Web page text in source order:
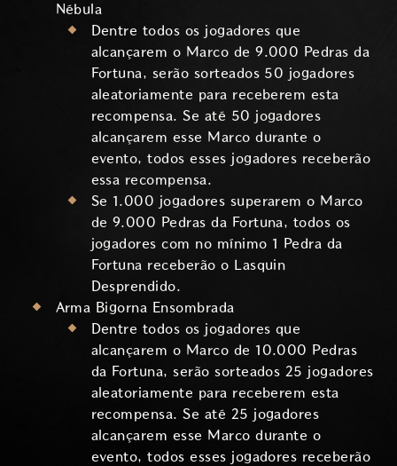
Nébula
Dentre todos os jogadores que
alcançarem o Marco de 9.000 Pedras da
Fortuna, serão sorteados 50 jogadores
aleatoriamente para receberem esta
recompensa. Se até 50 jogadores
alcançarem esse Marco durante o
evento, todos esses jogadores receberão
essa recompensa.
Se 1.000 jogadores superarem o Marco
de 9.000 Pedras da Fortuna, todos os
jogadores com no mínimo 1 Pedra da
Fortuna receberão o Lasquin
Desprendido.
Arma Bigorna Ensombrada
Dentre todos os jogadores que
alcançarem o Marco de 10.000 Pedras
da Fortuna, serão sorteados 25 jogadores
aleatoriamente para receberem esta
recompensa. Se até 25 jogadores
alcançarem esse Marco durante o
evento, todos esses jogadores receberão